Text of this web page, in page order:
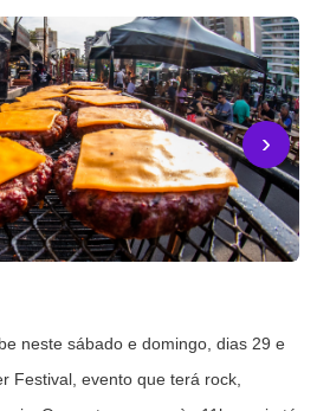
›
neste sábado e domingo, dias 29 e
Festival, evento que terá rock,